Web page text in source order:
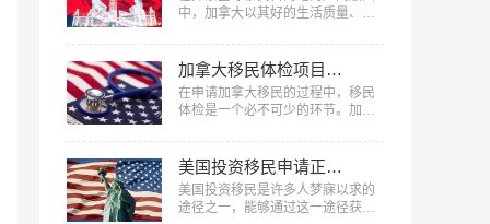
中，加拿大以其好的生活质量、丰
及慷慨的福利制度，成为了众多家
庭与个人的理想选择，到底移民加
拿大能享受哪些福利​？下面美福国
际将深入剖析移民加拿大后能享受
的主要福利。…
加拿大移民体检项目和注意事项
在申请加拿大移民的过程中，移民
体检是一个必不可少的环节。加拿
状况的重要手段，也是确保新移民
能够适应加拿大生活的一项重要措
施。下面美福国际将详细介绍加拿
大移民体检项目和注意事项​，从体
检前的准备工作、具体体检项目到
美国投资移民申请正式绿卡要什么条件
美国投资移民是许多人梦寐以求的
途径之一，能够通过这一途径获得